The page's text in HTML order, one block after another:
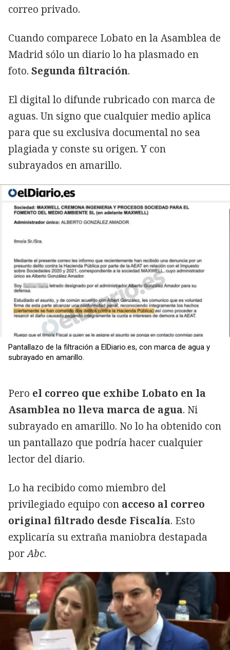
correo privado.
Cuando comparece Lobato en la Asamblea de
Madrid sólo un diario lo ha plasmado en
foto. Segunda filtración.
El digital lo difunde rubricado con marca de
aguas. Un signo que cualquier medio aplica
para que su exclusiva documental no sea
plagiada y conste su origen. Y con
subrayados en amarillo.
Pantallazo de la filtración a ElDiario.es, con marca de agua y
subrayado en amarillo.
Pero el correo que exhibe Lobato en la
Asamblea no lleva marca de agua. Ni
subrayado en amarillo. No lo ha obtenido con
un pantallazo que podría hacer cualquier
lector del diario.
Lo ha recibido como miembro del
privilegiado equipo con acceso al correo
original filtrado desde Fiscalía. Esto
explicaría su extraña maniobra destapada
porAbc.